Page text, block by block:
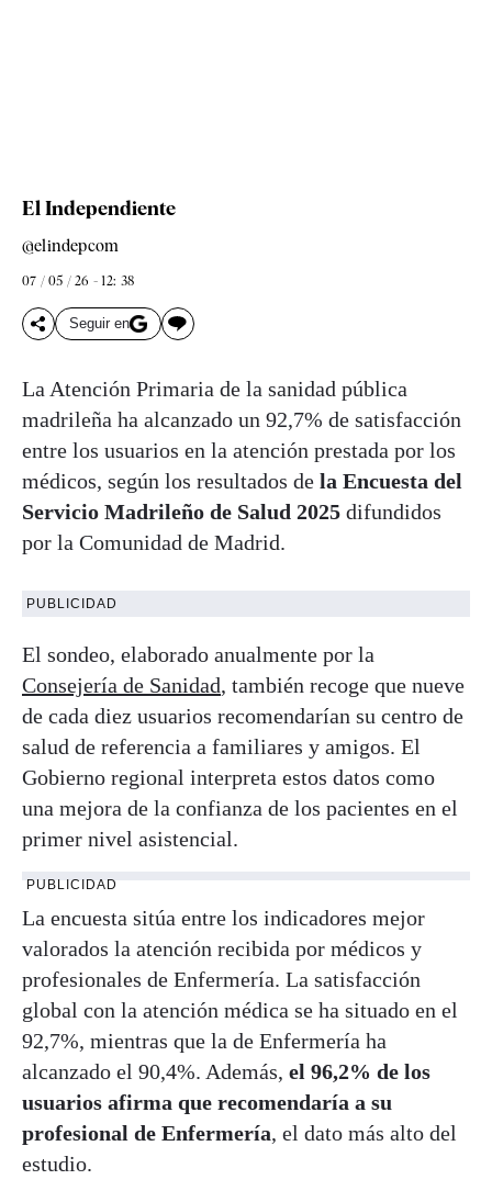
El Independiente
@elindepcom
07 / 05 / 26 - 12: 38
Seguir en
La Atención Primaria de la sanidad pública
madrileña ha alcanzado un 92,7% de satisfacción
entre los usuarios en la atención prestada por los
médicos, según los resultados de la Encuesta del
Servicio Madrileño de Salud 2025 difundidos
por la Comunidad de Madrid.
PUBLICIDAD
El sondeo, elaborado anualmente por la
Consejería de Sanidad, también recoge que nueve
de cada diez usuarios recomendarían su centro de
salud de referencia a familiares y amigos. El
Gobierno regional interpreta estos datos como
una mejora de la confianza de los pacientes en el
primer nivel asistencial.
PUBLICIDAD
La encuesta sitúa entre los indicadores mejor
valorados la atención recibida por médicos y
profesionales de Enfermería. La satisfacción
global con la atención médica se ha situado en el
92,7%, mientras que la de Enfermería ha
alcanzado el 90,4%. Además, el 96,2% de los
usuarios afirma que recomendaría a su
profesional de Enfermería, el dato más alto del
estudio.